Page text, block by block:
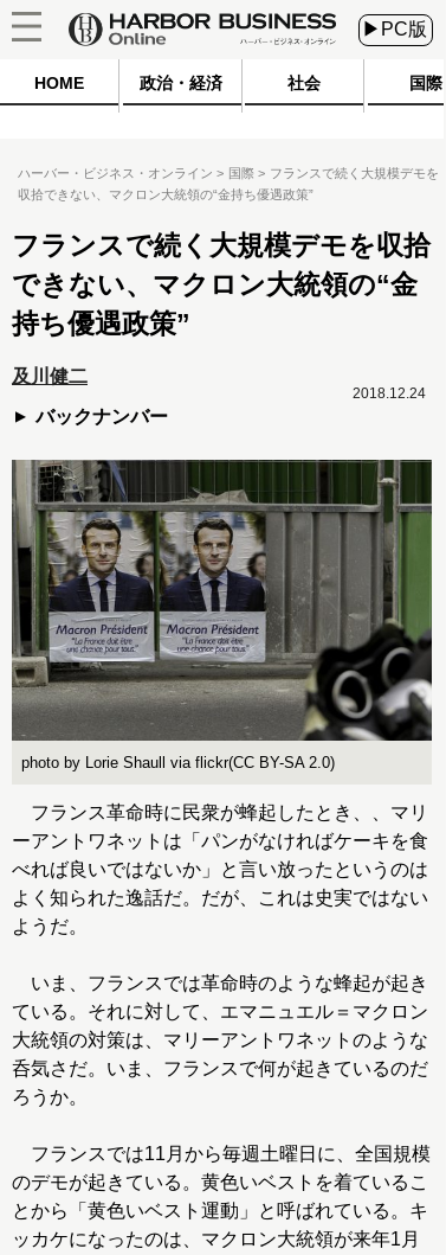
▶PC版
HOME 政治・経済 社会 国際
ハーバー・ビジネス・オンライン 国際
フランスで続く大規模デモを
収拾できない、マクロン大統領の“金持ち優遇政策”
フランスで続く大規模デモを収拾
できない、マクロン大統領の“金
持ち優遇政策”
及川健二
バックナンバー
2018.12.24
photo by Lorie Shaull via flickr(CC BY-SA 2.0)
フランス革命時に民衆が蜂起したとき、、マリ
ーアントワネットは「パンがなければケーキを食
べれば良いではないか」と言い放ったというのは
よく知られた逸話だ。だが、これは史実ではない
ようだ。
いま、フランスでは革命時のような蜂起が起き
ている。それに対して、エマニュエル＝マクロン
大統領の対策は、マリーアントワネットのような
呑気さだ。いま、フランスで何が起きているのだ
ろうか。
フランスでは11月から毎週土曜日に、全国規模
のデモが起きている。黄色いベストを着ているこ
とから「黄色いベスト運動」と呼ばれている。キ
ッカケになったのは、マクロン大統領が来年1月